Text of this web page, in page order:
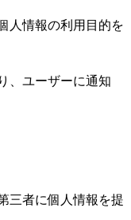
人情報の利用目的を
、ユーザーに通知
三者に個人情報を提